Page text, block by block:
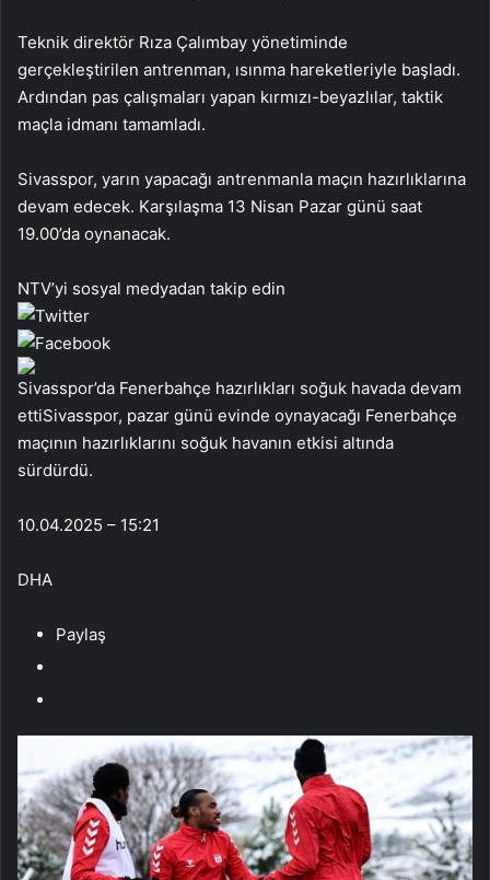
Teknik direktör Rıza Çalımbay yönetiminde
gerçekleştirilen antrenman, ısınma hareketleriyle başladı.
Ardından pas çalışmaları yapan kırmızı-beyazlılar, taktik
maçla idmanı tamamladı.
Sivasspor, yarın yapacağı antrenmanla maçın hazırlıklarına
devam edecek. Karşılaşma 13 Nisan Pazar günü saat
19.00’da oynanacak.
NTV’yi sosyal medyadan takip edin
Sivasspor’da Fenerbahçe hazırlıkları soğuk havada devam
ettiSivasspor, pazar günü evinde oynayacağı Fenerbahçe
maçının hazırlıklarını soğuk havanın etkisi altında
sürdürdü.
10.04.2025 – 15:21
DHA
Paylaş